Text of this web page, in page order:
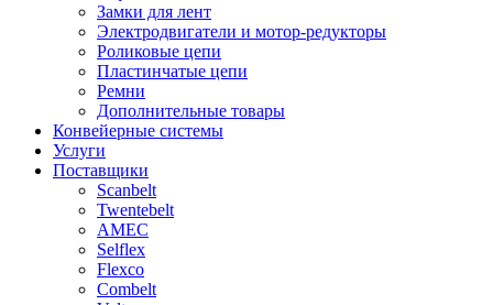
Замки для лент
Электродвигатели и мотор-редукторы
Роликовые цепи
Пластинчатые цепи
Ремни
Дополнительные товары
Конвейерные системы
Услуги
Поставщики
Scanbelt
Twentebelt
АMEC
Selflex
Flexco
Combelt